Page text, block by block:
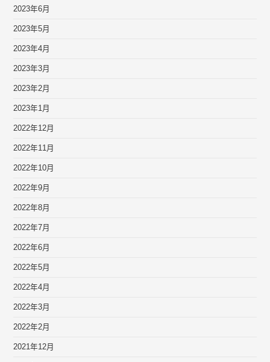
2023年6月
2023年5月
2023年4月
2023年3月
2023年2月
2023年1月
2022年12月
2022年11月
2022年10月
2022年9月
2022年8月
2022年7月
2022年6月
2022年5月
2022年4月
2022年3月
2022年2月
2021年12月